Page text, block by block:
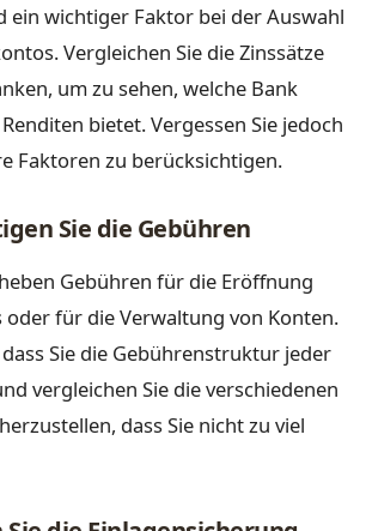
ein wichtiger Faktor bei der Auswahl
Vergleichen Sie die Zinssätze
um zu sehen, welche Bank
bietet. Vergessen Sie jedoch
Faktoren zu berücksichtigen.
Sie die Gebühren
Gebühren für die Eröffnung
oder für die Verwaltung von Konten.
dass Sie die Gebührenstruktur jeder
vergleichen Sie die verschiedenen
dass Sie nicht zu viel